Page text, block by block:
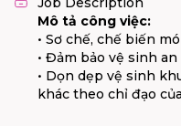
Mô tả công việc:
• Sơ chế, chế biến
• Đảm bảo vệ sinh
• Dọn dẹp vệ sinh
khác theo chỉ đạo